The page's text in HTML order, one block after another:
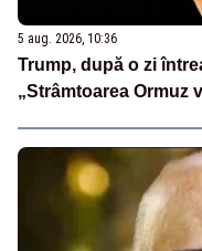
5 aug. 2026, 10:36
Trump, după o zi
„Strâmtoarea Ormuz